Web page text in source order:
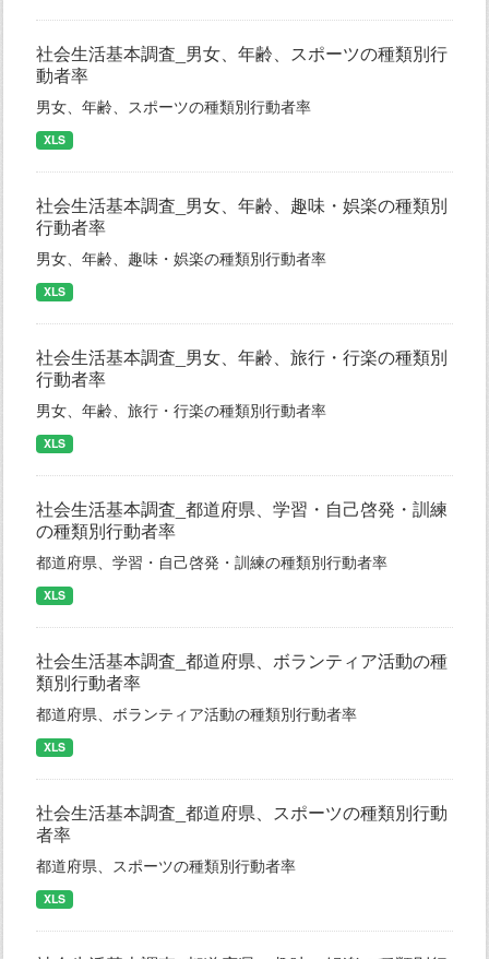
社会生活基本調査_男女、年齢、スポーツの種類別行
動者率
男女、年齢、スポーツの種類別行動者率
XLS
社会生活基本調査_男女、年齢、趣味・娯楽の種類別
行動者率
男女、年齢、趣味・娯楽の種類別行動者率
XLS
社会生活基本調査_男女、年齢、旅行・行楽の種類別
行動者率
男女、年齢、旅行・行楽の種類別行動者率
XLS
社会生活基本調査_都道府県、学習・自己啓発・訓練
の種類別行動者率
都道府県、学習・自己啓発・訓練の種類別行動者率
XLS
社会生活基本調査_都道府県、ボランティア活動の種
類別行動者率
都道府県、ボランティア活動の種類別行動者率
XLS
社会生活基本調査_都道府県、スポーツの種類別行動
者率
都道府県、スポーツの種類別行動者率
XLS